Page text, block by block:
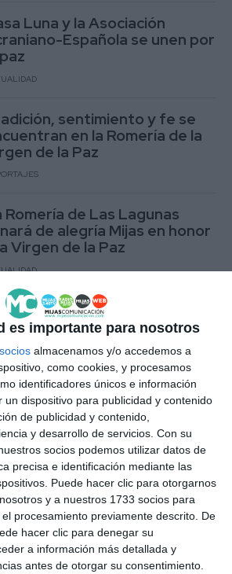
es importante para nosotros
socios almacenamos y/o accedemos a
como cookies, y procesamos
identificadores únicos e información
un dispositivo para publicidad y contenido
de publicidad y contenido,
y desarrollo de servicios. Con su
socios podemos utilizar datos de
precisa e identificación mediante las
Puede hacer clic para otorgarnos
y a nuestros 1733 socios para
procesamiento previamente descrito. De
hacer clic para denegar su
a información más detallada y
antes de otorgar su consentimiento.
Luna y la Asociación
Española se unen por
sentimiento y fe se
en la Romería de la
de la Paz
Romería de Las Lagunas
de alegría Mijas en honor
Virgen de la Paz
cartel de la Romería de la
de la Paz, un reflejo del
lagunero
Vivo y la Peña Caballista
sus carteles de la
el 22 de mayo
Felipe VI concede a la
del Cristo de la Paz
de ‘Real’